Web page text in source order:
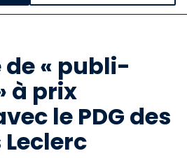
propositions
revue
Boutique
de « publi-
à prix
le PDG des